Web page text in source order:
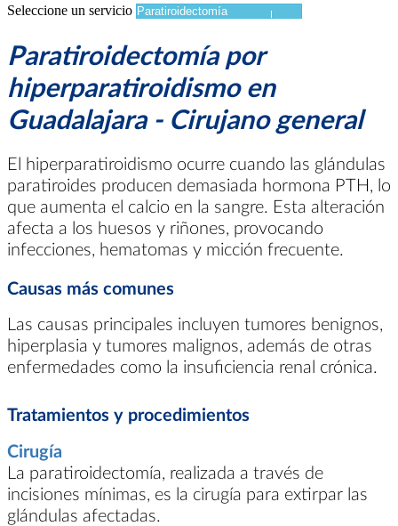
Seleccione un servicio
Paratiroidectomía por
hiperparatiroidismo en
Guadalajara - Cirujano general
El hiperparatiroidismo ocurre cuando las glándulas
paratiroides producen demasiada hormona PTH, lo
que aumenta el calcio en la sangre. Esta alteración
afecta a los huesos y riñones, provocando
infecciones, hematomas y micción frecuente.
Causas más comunes
Las causas principales incluyen tumores benignos,
hiperplasia y tumores malignos, además de otras
enfermedades como la insuficiencia renal crónica.
Tratamientos y procedimientos
Cirugía
La paratiroidectomía, realizada a través de
incisiones mínimas, es la cirugía para extirpar las
glándulas afectadas.